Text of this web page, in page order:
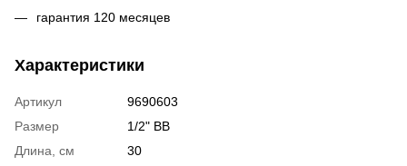
гарантия 120 месяцев
Характеристики
Артикул
9690603
Размер
1/2" ВВ
Длина, см
30